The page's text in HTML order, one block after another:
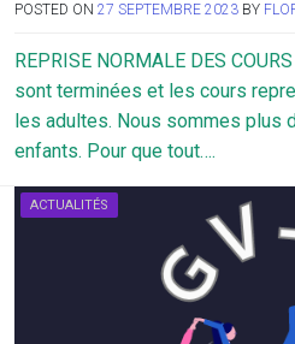
POSTED ON 27 SEPTEMBRE 2023 BY
REPRISE NORMALE DES
sont terminées et les cours
les adultes. Nous sommes plus
enfants. Pour que tout….
ACTUALITÉS